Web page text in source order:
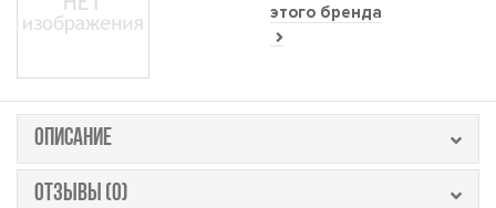
этого бренда
ОПИСАНИЕ
ОТЗЫВЫ (0)